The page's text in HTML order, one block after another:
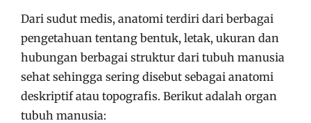
Dari sudut medis, anatomi terdiri dari berbagai
pengetahuan tentang bentuk, letak, ukuran dan
hubungan berbagai struktur dari tubuh manusia
sehat sehingga sering disebut sebagai anatomi
deskriptif atau topografis. Berikut adalah organ
tubuh manusia: